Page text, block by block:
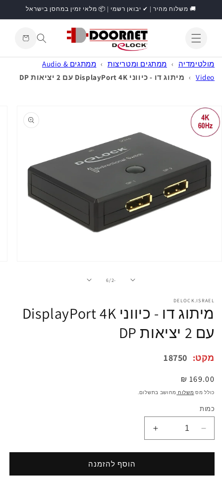
דילוג🚚 משלוח מהיר | ✔ יבואן רשמי | 📦 מלאי זמין במחסן בישראל
התחברות
קניות
מולטימדיה › ממתגים ומטריצות ›
ממתגים Audio &
Video
› מיתוג דו - כיווני DisplayPort 4K עם 2 יציאות DP
דילוג
למידע
מוצר
-2
/
מתוך
6
DELOCK.ISRAEL
מיתוג דו - כיווני DisplayPort 4K
עם 2 יציאות DP
מקט: 18750
מחיר
רגיל
169.00 ₪
כולל מס משלוח מחושב בתשלום.
כמות
הפחתת
כמות
ל
דו
הגדלת
כמות
ל
דו
הוסף להזמנה